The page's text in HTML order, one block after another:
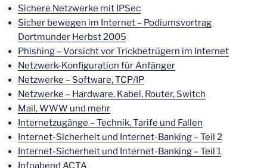
Sichere Netzwerke mit IPSec
Sicher bewegen im Internet – Podiumsvortrag
Dortmunder Herbst 2005
Phishing – Vorsicht vor Trickbetrügern im Internet
Netzwerk-Konfiguration für Anfänger
Netzwerke – Software, TCP/IP
Netzwerke – Hardware, Kabel, Router, Switch
Mail, WWW und mehr
Internetzugänge – Technik, Tarife und Fallen
Internet-Sicherheit und Internet-Banking – Teil 2
Internet-Sicherheit und Internet-Banking – Teil 1
Infoabend ACTA